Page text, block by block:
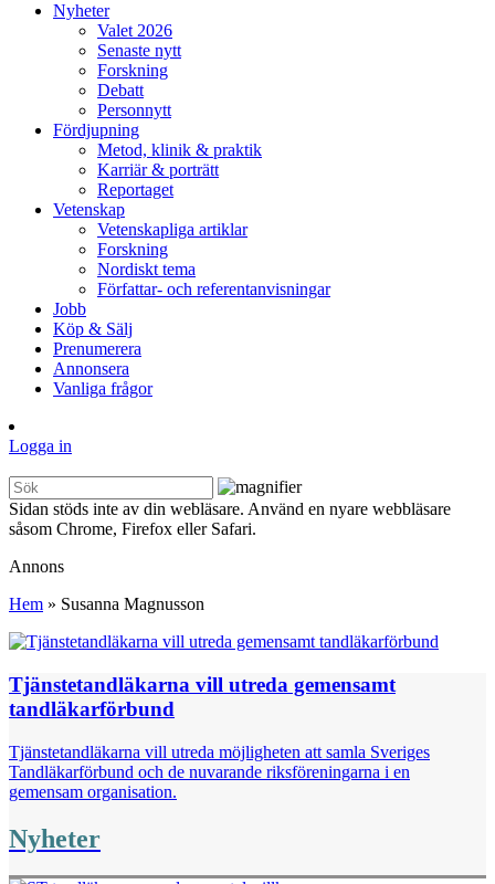
Nyheter
Valet 2026
Senaste nytt
Forskning
Debatt
Personnytt
Fördjupning
Metod, klinik & praktik
Karriär & porträtt
Reportaget
Vetenskap
Vetenskapliga artiklar
Forskning
Nordiskt tema
Författar- och referentanvisningar
Jobb
Köp & Sälj
Prenumerera
Annonsera
Vanliga frågor
Logga in
Sidan stöds inte av din webläsare. Använd en nyare webbläsare
såsom Chrome, Firefox eller Safari.
Annons
Hem » Susanna Magnusson
Tjänstetandläkarna vill utreda gemensamt
tandläkarförbund
Tjänstetandläkarna vill utreda möjligheten att samla Sveriges
Tandläkarförbund och de nuvarande riksföreningarna i en
gemensam organisation.
Nyheter